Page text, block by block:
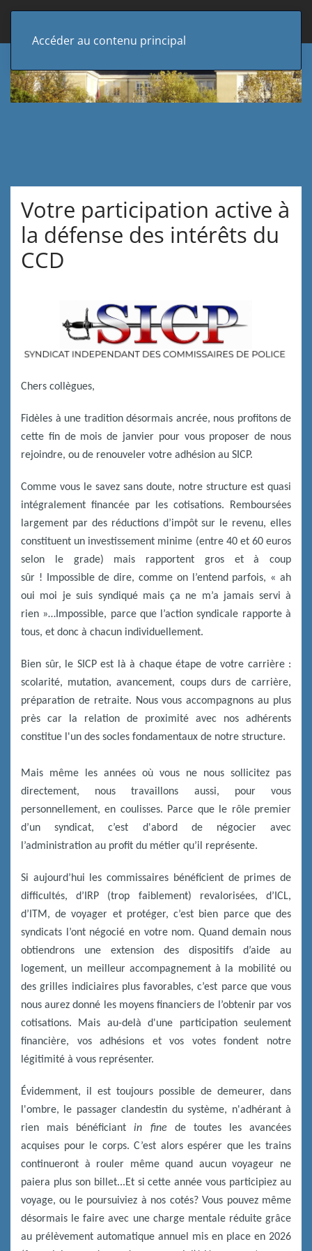
Accéder au contenu principal
Votre participation active à
la défense des intérêts du
CCD
Chers collègues,
Fidèles à une tradition désormais ancrée, nous profitons de
cette fin de mois de janvier pour vous proposer de nous
rejoindre, ou de renouveler votre adhésion au SICP.
Comme vous le savez sans doute, notre structure est quasi
intégralement financée par les cotisations. Remboursées
largement par des réductions d’impôt sur le revenu, elles
constituent un investissement minime (entre 40 et 60 euros
selon le grade) mais rapportent gros et à coup
sûr ! Impossible de dire, comme on l’entend parfois, « ah
oui moi je suis syndiqué mais ça ne m’a jamais servi à
rien »…Impossible, parce que l’action syndicale rapporte à
tous, et donc à chacun individuellement.
Bien sûr, le SICP est là à chaque étape de votre carrière :
scolarité, mutation, avancement, coups durs de carrière,
préparation de retraite. Nous vous accompagnons au plus
près car la relation de proximité avec nos adhérents
constitue l'un des socles fondamentaux de notre structure.
Mais même les années où vous ne nous sollicitez pas
directement, nous travaillons aussi, pour vous
personnellement, en coulisses. Parce que le rôle premier
d’un syndicat, c’est d'abord de négocier avec
l’administration au profit du métier qu’il représente.
Si aujourd’hui les commissaires bénéficient de primes de
difficultés, d’IRP (trop faiblement) revalorisées, d’ICL,
d’ITM, de voyager et protéger, c’est bien parce que des
syndicats l’ont négocié en votre nom. Quand demain nous
obtiendrons une extension des dispositifs d’aide au
logement, un meilleur accompagnement à la mobilité ou
des grilles indiciaires plus favorables, c’est parce que vous
nous aurez donné les moyens financiers de l’obtenir par vos
cotisations. Mais au-delà d'une participation seulement
financière, vos adhésions et vos votes fondent notre
légitimité à vous représenter.
Évidemment, il est toujours possible de demeurer, dans
l'ombre, le passager clandestin du système, n'adhérant à
rien mais bénéficiantin fine de toutes les avancées
acquises pour le corps. C’est alors espérer que les trains
continueront à rouler même quand aucun voyageur ne
paiera plus son billet...Et si cette année vous participiez au
voyage, ou le poursuiviez à nos cotés? Vous pouvez même
désormais le faire avec une charge mentale réduite grâce
au prélèvement automatique annuel mis en place en 2026